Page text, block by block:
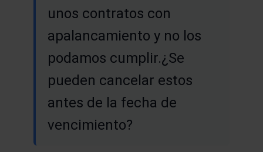
unos contratos con
apalancamiento y no los
podamos cumplir.¿Se
pueden cancelar estos
antes de la fecha de
vencimiento?